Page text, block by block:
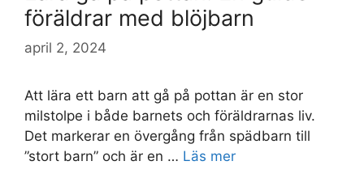
föräldrar med blöjbarn
april 2, 2024
Att lära ett barn att gå på pottan är en stor
milstolpe i både barnets och föräldrarnas liv.
Det markerar en övergång från spädbarn till
”stort barn” och är en … Läs mer